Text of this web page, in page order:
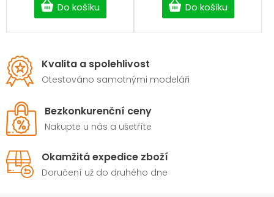
Do košíku Do košíku
Kvalita a spolehlivost
Otestováno samotnými modeláři
Bezkonkurenční ceny
Nakupte u nás a ušetříte
Okamžitá expedice zboží
Doručení už do druhého dne